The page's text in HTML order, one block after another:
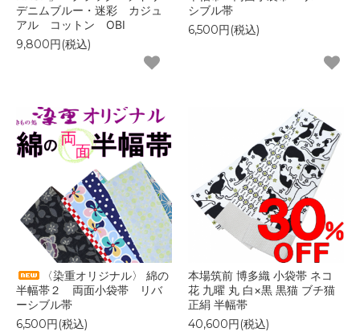
デニムブルー・迷彩 カジュ
アル コットン OBI
9,800円(税込)
シブル帯
6,500円(税込)
〈染重オリジナル〉 綿の
半幅帯２ 両面小袋帯 リバ
ーシブル帯
6,500円(税込)
本場筑前 博多織 小袋帯 ネコ
花 九曜 丸 白×黒 黒猫 ブチ猫
正絹 半幅帯
40,600円(税込)